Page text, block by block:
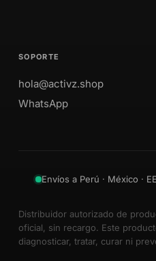
SOPORTE
hola@activz.shop
WhatsApp
Envíos a Perú · México ·
Distribuidor autorizado de
oficial, sin recargo. Este
diagnosticar, tratar, curar ni